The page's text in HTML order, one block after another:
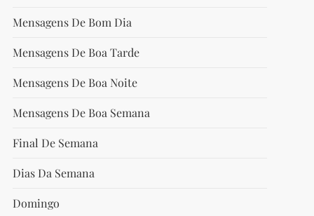
Mensagens De Bom Dia
Mensagens De Boa Tarde
Mensagens De Boa Noite
Mensagens De Boa Semana
Final De Semana
Dias Da Semana
Domingo